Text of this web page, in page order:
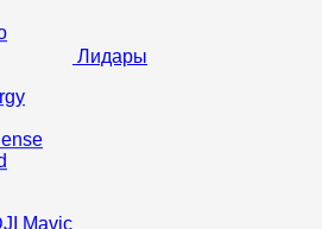
Лидары
Mavic